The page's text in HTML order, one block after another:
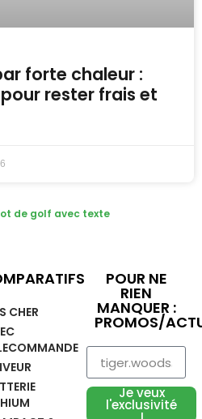
forte chaleur :
rester frais et
CHER
POUR NE
RIEN
MANQUER :
PROMOS/
Je veux
l'exclusivité